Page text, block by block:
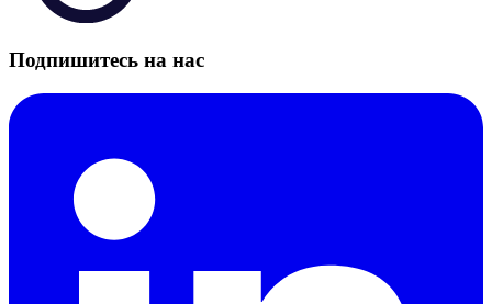
Подпишитесь на нас